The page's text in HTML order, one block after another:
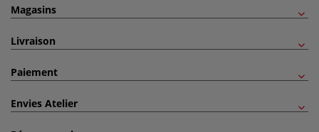
Magasins
Livraison
Paiement
Envies Atelier